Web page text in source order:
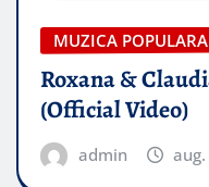
MUZICA POPULARA
Roxana &
(Official Video)
admin